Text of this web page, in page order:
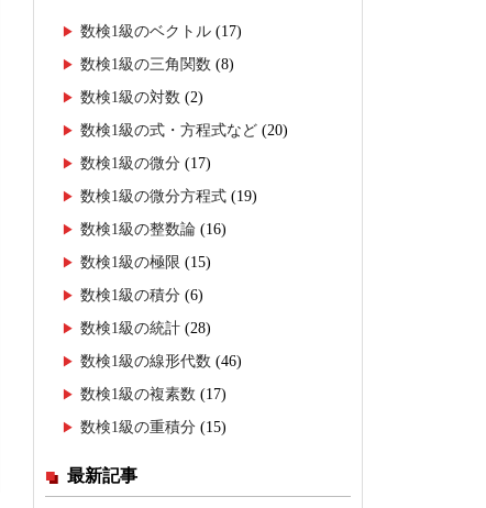
数検1級のベクトル (17)
数検1級の三角関数 (8)
数検1級の対数 (2)
数検1級の式・方程式など (20)
数検1級の微分 (17)
数検1級の微分方程式 (19)
数検1級の整数論 (16)
数検1級の極限 (15)
数検1級の積分 (6)
数検1級の統計 (28)
数検1級の線形代数 (46)
数検1級の複素数 (17)
数検1級の重積分 (15)
最新記事